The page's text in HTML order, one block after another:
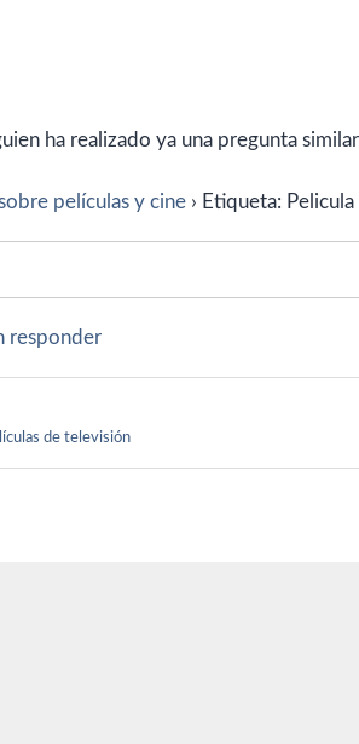
ha realizado ya una pregunta
películas y cine › Etiqueta:
responder
de televisión